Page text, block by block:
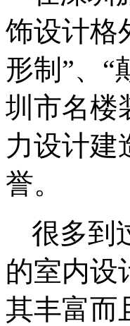
饰设计格
形制”、“
圳市名楼
力设计建
誉。
很多到
的室内设
其丰富而